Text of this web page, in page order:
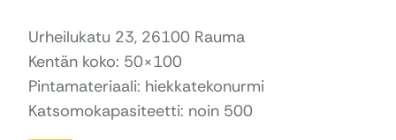
Urheilukatu 23, 26100 Rauma
Kentän koko: 50×100
Pintamateriaali: hiekkatekonurmi
Katsomokapasiteetti: noin 500